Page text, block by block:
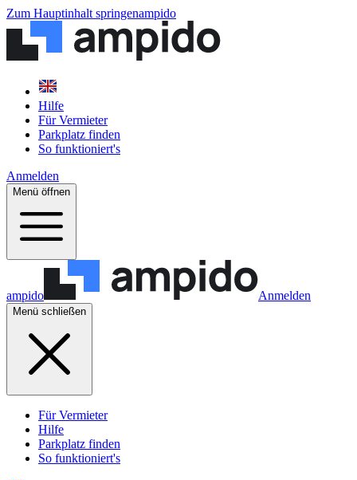
Zum Hauptinhalt springenampido
Hilfe
Für Vermieter
Parkplatz finden
So funktioniert's
Anmelden
Menü öffnen
ampido Anmelden
Menü schließen
Für Vermieter
Hilfe
Parkplatz finden
So funktioniert's